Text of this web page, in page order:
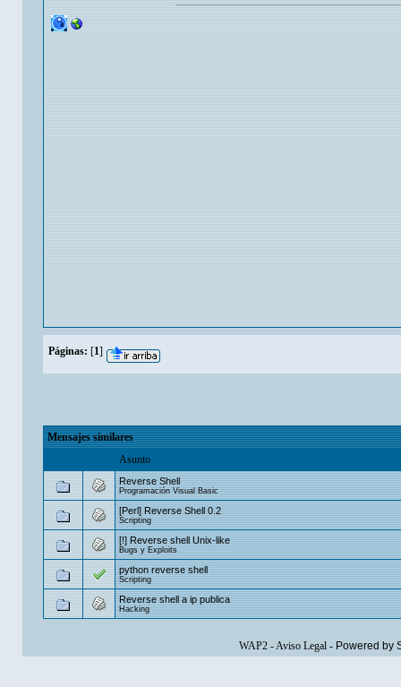
Páginas: [1]
Mensajes similares
Asunto
Reverse Shell
Programación Visual Basic
[Perl] Reverse Shell 0.2
Scripting
[!] Reverse shell Unix-like
Bugs y Exploits
python reverse shell
Scripting
Reverse shell a ip publica
Hacking
WAP2-Aviso Legal- Powered by